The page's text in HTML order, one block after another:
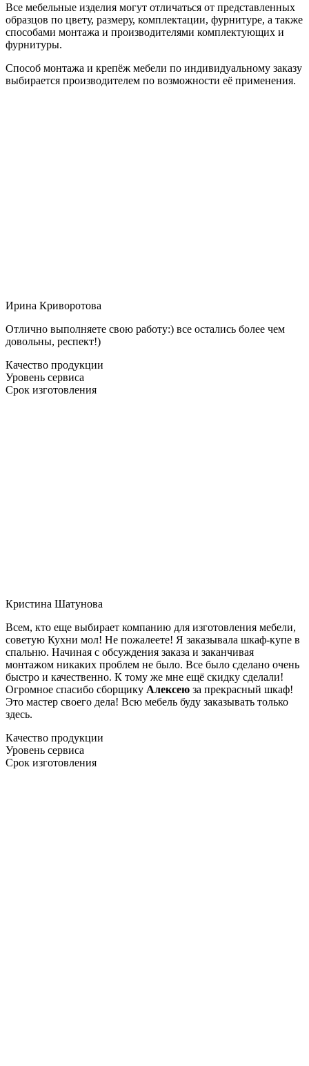
Все мебельные изделия могут отличаться от представленных
образцов по цвету, размеру, комплектации, фурнитуре, а также
способами монтажа и производителями комплектующих и
фурнитуры.
Способ монтажа и крепёж мебели по индивидуальному заказу
выбирается производителем по возможности её применения.
Ирина Криворотова
Отлично выполняете свою работу:) все остались более чем
довольны, респект!)
Качество продукции
Уровень сервиса
Срок изготовления
Кристина Шатунова
Всем, кто еще выбирает компанию для изготовления мебели,
советую Кухни мол! Не пожалеете! Я заказывала шкаф-купе в
спальню. Начиная с обсуждения заказа и заканчивая
монтажом никаких проблем не было. Все было сделано очень
быстро и качественно. К тому же мне ещё скидку сделали!
Огромное спасибо сборщику Алексею за прекрасный шкаф!
Это мастер своего дела! Всю мебель буду заказывать только
здесь.
Качество продукции
Уровень сервиса
Срок изготовления